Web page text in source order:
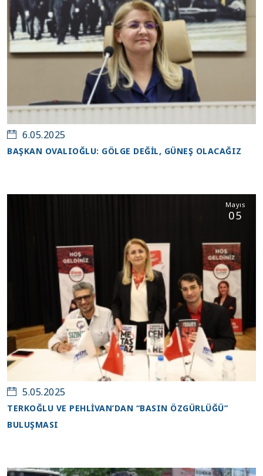
6.05.2025
BAŞKAN OVALIOĞLU: GÖLGE DEĞİL, GÜNEŞ OLACAĞIZ
Mayıs
05
5.05.2025
TERKOĞLU VE PEHLİVAN’DAN “BASIN ÖZGÜRLÜĞÜ”
BULUŞMASI